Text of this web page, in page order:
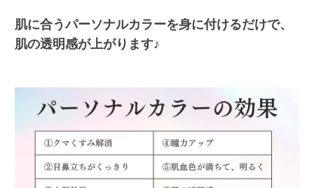
肌に合うパーソナルカラーを身に付けるだけで、
肌の透明感が上がります♪